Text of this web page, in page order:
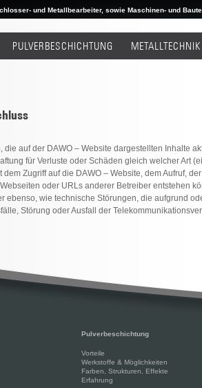
und Metallbearbeiter, sowie Maschinen- und
PULVERBESCHICHTUNG METALLTECHNIK
die auf der DAWO – Website dargestellten Inhalte
für Verluste oder Schäden gleich welcher Art
dem Zugriff auf die DAWO – Website, dem Aufruf,
oder URLs anderer Betreiber entstehen
ebenso, wie technische Störungen, die aufgrund
Störung oder Ausfall der
Pulverbeschichtung
Vorteile
Werkstoffe & Möglichkeiten
Farben, Strukturen, Effekte
Erfahrung